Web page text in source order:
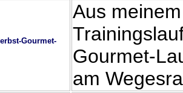
Gourmet-
Aus
Gourmet-
am